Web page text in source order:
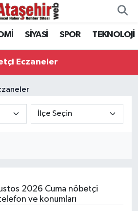
SİYASİ SPOR TEKNOLOJİ
Eczaneler
2026 Cuma nöbetçi
ve konumları
Durumu ve Fikstür